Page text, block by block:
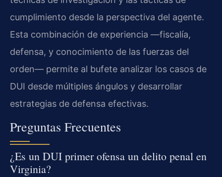
cumplimiento desde la perspectiva del agente.
Esta combinación de experiencia —fiscalía,
defensa, y conocimiento de las fuerzas del
orden— permite al bufete analizar los casos de
DUI desde múltiples ángulos y desarrollar
estrategias de defensa efectivas.
Preguntas Frecuentes
¿Es un DUI primer ofensa un delito penal en
Virginia?